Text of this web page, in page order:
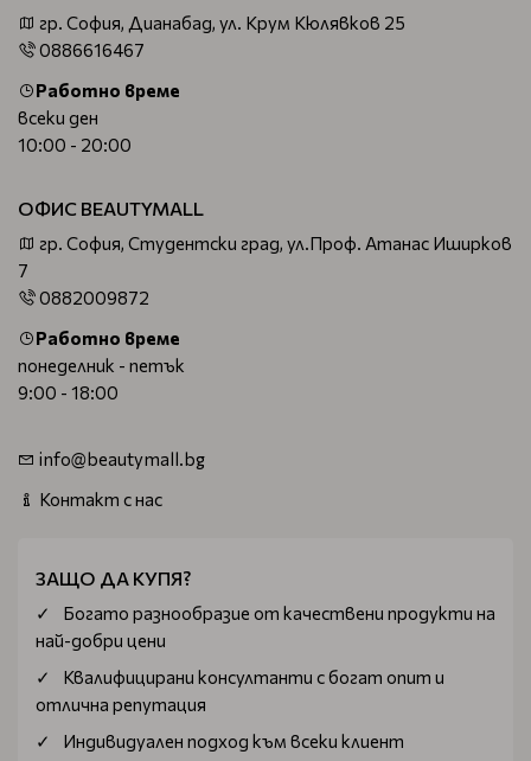
гр. София, Дианабад, ул. Крум Кюлявков 25
0886616467
Работно време
всеки ден
10:00 - 20:00
ОФИС BEAUTYMALL
гр. София, Студентски град, ул.Проф. Атанас Иширков
7
0882009872
Работно време
понеделник - петък
9:00 - 18:00
info@beautymall.bg
Контакт с нас
ЗАЩО ДА КУПЯ?
Богатo разнообразие от качествени продукти на
най-добри цени
Квалифицирани консултанти с богат опит и
отлична репутация
Индивидуален подход към всеки клиент